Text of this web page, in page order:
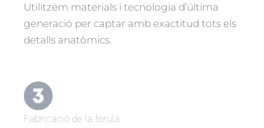
Utilitzem materials i tecnologia d’última
generació per captar amb exactitud tots els
detalls anatòmics.
Fabricació de la fèrula